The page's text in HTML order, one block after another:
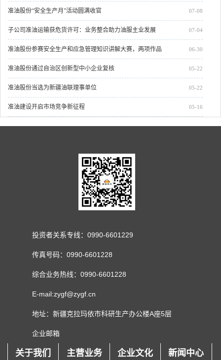
纪录 07-08
准油股份“安全生产月”活动圆满收官
07-04
子公司准油运输获危货许可：业务整合助力油服主业发展
06-30
准油股份参赛安全生产和应急管理知识讲解大赛，两项作品
摘得荣誉 05-22
准油股份通过自治区创新型中小企业复核
05-22
准油股份当选为新疆油联理事单位
05-16
准油建设开启市场竞争新征程
投资者关系专线：0990-6601229
传真号码：0990-6601228
综合业务热线：0990-6601228
E-mail:zygf@zygf.cn
地址：新疆克拉玛依市科研生产办公楼A座5层
企业邮箱
关于我们 主营业务 企业文化 新闻中心